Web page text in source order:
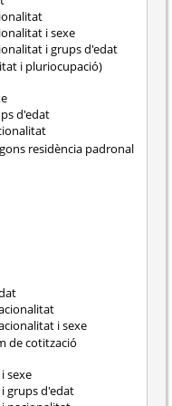
i sexe
i grups d'edat
i pluriocupació)
d'edat
residència padronal
i sexe
de cotització
sexe
grups d'edat